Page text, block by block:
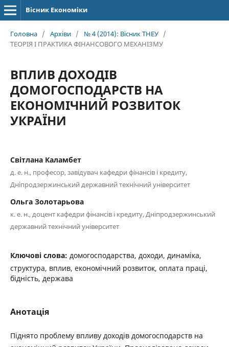
Вісник Економіки
Головна / Архіви / № 4 (2014): Вісник ТНЕУ /
ТЕОРІЯ І ПРАКТИКА ФІНАНСОВОГО МЕХАНІЗМУ
ВПЛИВ ДОХОДІВ
ДОМОГОСПОДАРСТВ НА
ЕКОНОМІЧНИЙ РОЗВИТОК
УКРАЇНИ
Світлана Каламбет
д. е. н., професор, завідувач кафедри фінансів і кредиту,
Дніпродзержинський державний технічний університет
Ольга Золотарьова
к. е. н., доцент кафедри фінансів і кредиту, Дніпродзержинський
державний технічний університет
Ключові слова: домогосподарства, доходи, динаміка,
структура, вплив, економічний розвиток, оплата праці,
бідність, держава
Анотація
Піднято проблему впливу доходів домогосподарств на